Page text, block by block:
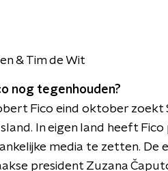
& Tim de Wit
nog tegenhouden?
Fico eind oktober zoekt
In eigen land heeft Fico
media te zetten. De
president Zuzana